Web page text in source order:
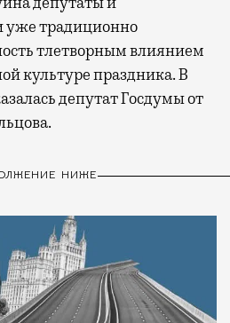
уже традиционно
тлетворным влиянием
культуре праздника. В
депутат Госдумы от
НИЖЕ